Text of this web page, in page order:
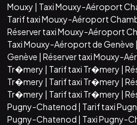
Mouxy | Taxi Mouxy-Aéroport
Tarif taxi Mouxy-Aéroport
Réserver taxi Mouxy-Aéroport
Taxi Mouxy-Aéroport de Genève |
Genève | Réserver taxi Mouxy-
Tr�mery | Tarif taxi Tr�mery |
Tr�mery | Tarif taxi Tr�mery |
Tr�mery | Tarif taxi Tr�mery |
Pugny-Chatenod | Tarif taxi
Pugny-Chatenod | Taxi Pugny-